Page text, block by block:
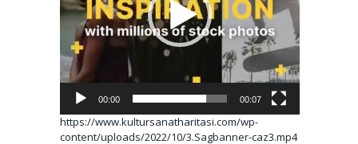
00:00 00:07
https://www.kultursanatharitasi.com/wp-
content/uploads/2022/10/3.Sagbanner-caz3.mp4